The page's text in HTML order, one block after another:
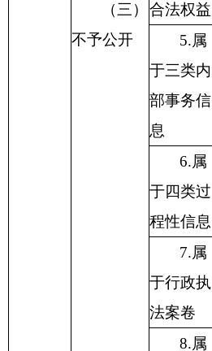
（三）
不予公开
合法权益
5.属
于三类内
部事务信
息
6.属
于四类过
程性信息
7.属
于行政执
法案卷
8.属